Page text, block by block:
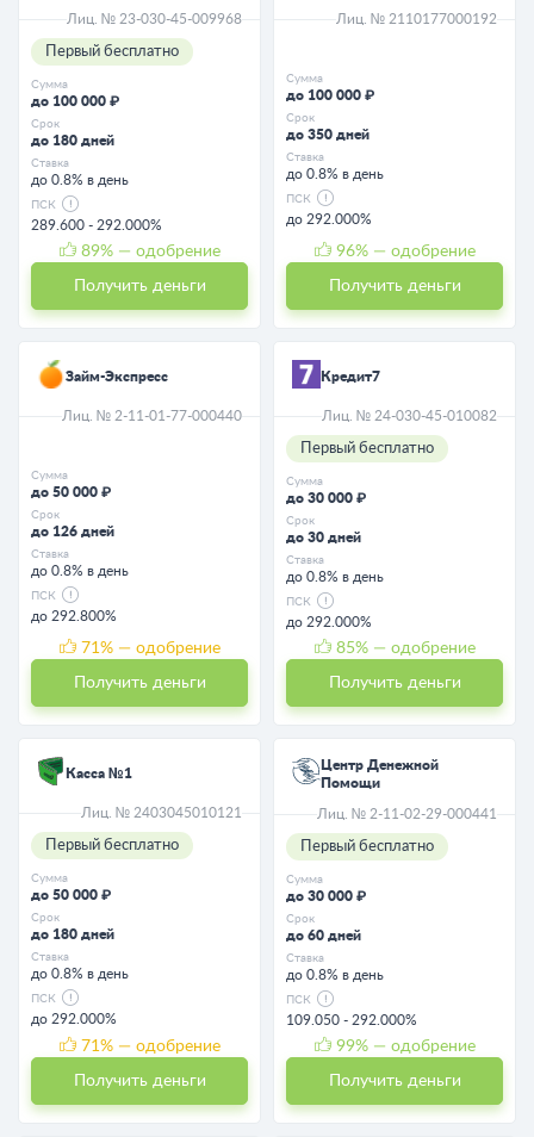
Лиц. № 23-030-45-009968
Первый бесплатно
Сумма
до 100 000 ₽
Срок
до 180 дней
Ставка
до 0.8% в день
ПСК
289.600 - 292.000%
89% — одобрение
Получить деньги
Лиц. № 2110177000192
Сумма
до 100 000 ₽
Срок
до 350 дней
Ставка
до 0.8% в день
ПСК
до 292.000%
96% — одобрение
Получить деньги
Займ-Экспресс
Лиц. № 2-11-01-77-000440
Сумма
до 50 000 ₽
Срок
до 126 дней
Ставка
до 0.8% в день
ПСК
до 292.800%
71 % — одобрение
Получить деньги
Кредит7
Лиц. № 24-030-45-010082
Первый бесплатно
Сумма
до 30 000 ₽
Срок
до 30 дней
Ставка
до 0.8% в день
ПСК
до 292.000%
85% — одобрение
Получить деньги
Касса №1
Лиц. № 2403045010121
Первый бесплатно
Сумма
до 50 000 ₽
Срок
до 180 дней
Ставка
до 0.8% в день
ПСК
до 292.000%
71 % — одобрение
Получить деньги
Центр Денежной
Помощи
Лиц. № 2-11-02-29-000441
Первый бесплатно
Сумма
до 30 000 ₽
Срок
до 60 дней
Ставка
до 0.8% в день
ПСК
109.050 - 292.000%
99% — одобрение
Получить деньги